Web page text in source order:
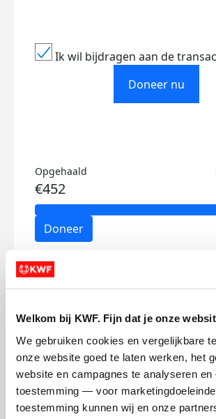
Welkom bij KWF. Fijn dat je onze
We gebruiken cookies en vergelijkbare
onze website goed te laten werken, het
website en campagnes te analyseren
toestemming — voor
toestemming kunnen wij en onze
Ik wil bijdragen aan de
Doneer nu
Opgehaald
€452
Doneer